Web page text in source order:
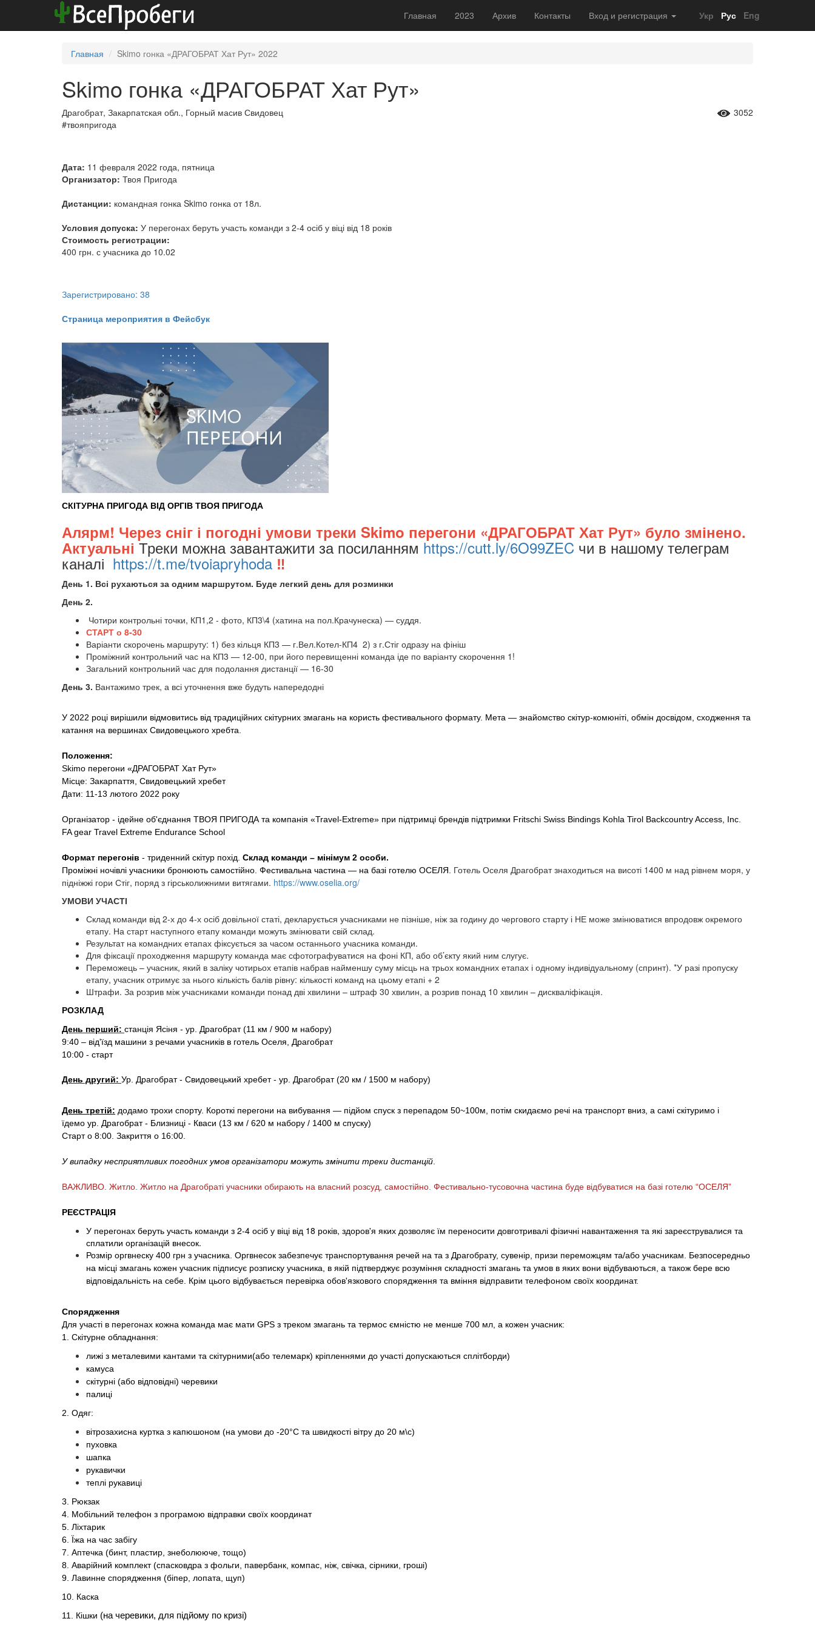
Главная 2023 Архив Контакты Вход и регистрация Укр Рус Eng
Главная Skimo гонка «ДРАГОБРАТ Хат Рут» 2022
Skimo гонка «ДРАГОБРАТ Хат Рут»
Драгобрат, Закарпатская обл., Горный масив Свидовец
3052
#твояпригода
Дата: 11 февраля 2022 года, пятница
Организатор: Твоя Пригода
Дистанции: командная гонка Skimo гонка от 18л.
Условия допуска: У перегонах беруть участь команди з 2-4 осіб у віці від 18 років
Стоимость регистрации:
400 грн. с учасника до 10.02
Зарегистрировано: 38
Страница мероприятия в Фейсбук
СКІТУРНА ПРИГОДА ВІД ОРГІВ ТВОЯ ПРИГОДА
Алярм! Через сніг і погодні умови треки Skimo перегони «ДРАГОБРАТ Хат Рут» було змінено.
АктуальніТреки можна завантажити за посиланням https://cutt.ly/6O99ZEC чи в нашому телеграм
каналі https://t.me/tvoiapryhoda ‼️
День 1. Всі рухаються за одним маршрутом. Буде легкий день для розминки
День 2.
Чотири контрольні точки, КП1,2 - фото, КП3\4 (хатина на пол.Крачунеска) — суддя.
СТАРТ о 8-30
Варіанти скорочень маршруту: 1) без кільця КП3 — г.Вел.Котел-КП4 2) з г.Стіг одразу на фініш
Проміжний контрольний час на КП3 — 12-00, при його перевищенні команда іде по варіанту скорочення 1!
Загальний контрольний час для подолання дистанції — 16-30
День 3. Вантажимо трек, а всі уточнення вже будуть напередодні
У 2022 році вирішили відмовитись від традиційних скітурних змагань на користь фестивального формату. Мета — знайомство скітур-комюніті , обмін досвідом, сходження та
катання на вершинах Свидовецького хребта.
Положення:
Skimo перегони «ДРАГОБРАТ Хат Рут»
Місце: Закарпаття, Свидовецький хребет
Дати: 11-13 лютого 2022 року
Організатор - ідейне об'єднання ТВОЯ ПРИГОДА та компанія «Travel-Extreme» при підтримці брендів підтримки Fritschi Swiss Bindings Kohla Tirol Backcountry Access, Inc.
FA gear Travel Extreme Endurance School
Формат перегонів - триденний скітур похід. Склад команди – мінімум 2 особи.
Проміжні ночівлі учасники бронюють самостійно. Фестивальна частина — на базі готелю ОСЕЛЯ. Готель Оселя Драгобратзнаходиться на висоті 1400 м над рівнем моря, у
підніжжі гори Стіг, поряд з гірськолижними витягами. https://www.oselia.org/
УМОВИ УЧАСТІ
Склад команди від 2-х до 4-х осіб довільної статі, декларується учасниками не пізніше, ніж за годину до чергового старту і НЕ може змінюватися впродовж окремого
етапу. На старт наступного етапу команди можуть змінювати свій склад.
Результат на командних етапах фіксується за часом останнього учасника команди.
Для фіксації проходження маршруту команда має сфотографуватися на фоні КП, або об’єкту який ним слугує.
Переможець – учасник, який в заліку чотирьох етапів набрав найменшу суму місць на трьох командних етапах і одному індивідуальному (спринт). *У разі пропуску
етапу, учасник отримує за нього кількість балів рівну: кількості команд на цьому етапі + 2
Штрафи. За розрив між учасниками команди понад дві хвилини – штраф 30 хвилин, а розрив понад 10 хвилин – дискваліфікація.
РОЗКЛАД
День перший: станція Ясіня - ур . Драгобрат (11 км / 900 м набору)
9:40 – від'їзд машини з речами учасників в готель Оселя, Драгобрат
10:00 - старт
День другий: Ур Драгобрат - Свидовецький хребет - ур . Драгобрат (20 км / 1500 м набору)
День третій: додамо трохи спорту. Короткі перегони на вибування — підйом спуск з перепадом 50~100м, потім скидаємо речі на транспорт вниз, а самі скітуримо і
їдемо ур Драгобрат - Близниці - Кваси (13 км / 620 м набору / 1400 м спуску)
Старт о 8:00. Закриття о 16:00.
У випадку несприятливих погодних умов організатори можуть змінити треки дистанцій
ВАЖЛИВО. Житло. Житло на Драгобраті учасники обирають на власний розсуд, самостійно. Фестивально-тусовочна частина буде відбуватися на базі готелю “ОСЕЛЯ”
РЕЄСТРАЦІЯ
У перегонах беруть участь команди з 2-4 осіб у віці від 18 років, здоров'я яких дозволяє їм переносити довготривалі фізичні навантаження та які зареєструвалися та
сплатили організацій внесок.
Розмір оргвнеску 400 грн з учасника. Оргвнесок забезпечує транспортування речей на та з Драгобрату, сувенір , призи переможцям та/або учасникам. Безпосередньо
на місці змагань кожен учасник підписує розписку учасника, в якій підтверджує розуміння складності змагань та умов в яких вони відбуваються, а також бере всю
відповідальність на себе. Крім цього відбувається перевірка обов'язкового спорядження та вміння відправити телефоном своїх координат.
Спорядження
Для участі в перегонах кожна команда має мати GPS з треком змагань та термос ємністю не менше 700 мл , а кожен учасник:
1. Скітурне обладнання:
лижі з металевими кантами та скітурними(або телемарк) кріпленнями до участі допускаються сплітборди)
камуса
скітурні (або відповідні) черевики
палиці
2. Одяг:
вітрозахисна куртка з капюшоном (на умови до -20°C та швидкості вітру до 20 м\с)
пуховка
шапка
рукавички
теплі рукавиці
3. Рюкзак
4. Мобільний телефон з програмою відправки своїх координат
5. Ліхтарик
6. Їжа на час забігу
7. Аптечка (бинт, пластир, знеболююче , тощо)
8. Аварійний комплект (спасковдра з фольги, павербанк , компас, ніж, свічка, сірники, гроші)
9. Лавинне спорядження (біпер, лопата, щуп)
​​​​​​​10. Каска
11. Кішки (на черевики, для підйому по кризі)